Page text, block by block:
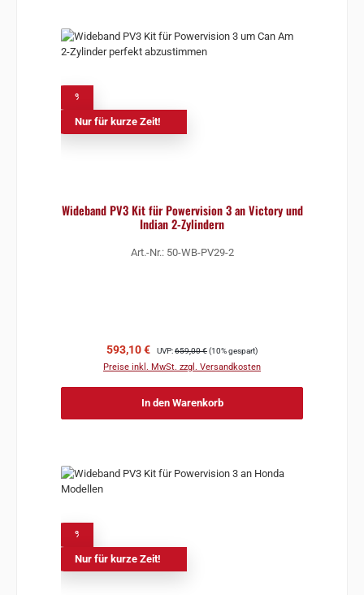
Nur für kurze Zeit!
Wideband PV3 Kit für Powervision 3 an Victory und
Indian 2-Zylindern
Art.-Nr.: 50-WB-PV29-2
Verkaufspreis:
593,10 € Regulärer Preis:
UVP:659,00 €(10% gespart)
Preise inkl. MwSt. zzgl. Versandkosten
In den Warenkorb
Nur für kurze Zeit!